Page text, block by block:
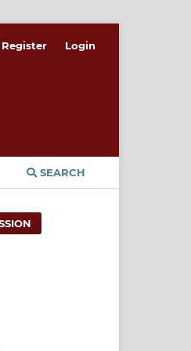
SEARCH
Register Login